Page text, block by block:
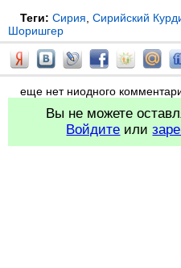
Теги: Сирия Сирийский
Шоришгер
еще нет ниодного
Вы не можете
Войдите или